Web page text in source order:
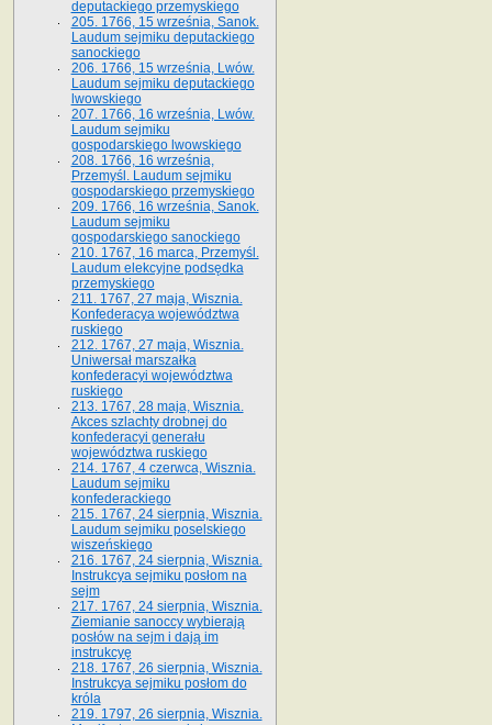
deputackiego przemyskiego
205. 1766, 15 września, Sanok.
Laudum sejmiku deputackiego
sanockiego
206. 1766, 15 września, Lwów.
Laudum sejmiku deputackiego
lwowskiego
207. 1766, 16 września, Lwów.
Laudum sejmiku
gospodarskiego lwowskiego
208. 1766, 16 września,
Przemyśl. Laudum sejmiku
gospodarskiego przemyskiego
209. 1766, 16 września, Sanok.
Laudum sejmiku
gospodarskiego sanockiego
210. 1767, 16 marca, Przemyśl.
Laudum elekcyjne podsędka
przemyskiego
211. 1767, 27 maja, Wisznia.
Konfederacya województwa
ruskiego
212. 1767, 27 maja, Wisznia.
Uniwersał marszałka
konfederacyi województwa
ruskiego
213. 1767, 28 maja, Wisznia.
Akces szlachty drobnej do
konfederacyi generału
województwa ruskiego
214. 1767, 4 czerwca, Wisznia.
Laudum sejmiku
konfederackiego
215. 1767, 24 sierpnia, Wisznia.
Laudum sejmiku poselskiego
wiszeńskiego
216. 1767, 24 sierpnia, Wisznia.
Instrukcya sejmiku posłom na
sejm
217. 1767, 24 sierpnia, Wisznia.
Ziemianie sanoccy wybierają
posłów na sejm i dają im
instrukcyę
218. 1767, 26 sierpnia, Wisznia.
Instrukcya sejmiku posłom do
króla
219. 1797, 26 sierpnia, Wisznia.